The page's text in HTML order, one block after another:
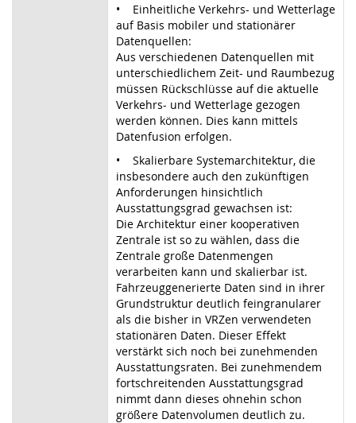
• Einheitliche Verkehrs- und Wetterlage
auf Basis mobiler und stationärer
Datenquellen:
Aus verschiedenen Datenquellen mit
unterschiedlichem Zeit- und Raumbezug
müssen Rückschlüsse auf die aktuelle
Verkehrs- und Wetterlage gezogen
werden können. Dies kann mittels
Datenfusion erfolgen.
• Skalierbare Systemarchitektur, die
insbesondere auch den zukünftigen
Anforderungen hinsichtlich
Ausstattungsgrad gewachsen ist:
Die Architektur einer kooperativen
Zentrale ist so zu wählen, dass die
Zentrale große Datenmengen
verarbeiten kann und skalierbar ist.
Fahrzeuggenerierte Daten sind in ihrer
Grundstruktur deutlich feingranularer
als die bisher in VRZen verwendeten
stationären Daten. Dieser Effekt
verstärkt sich noch bei zunehmenden
Ausstattungsraten. Bei zunehmendem
fortschreitenden Ausstattungsgrad
nimmt dann dieses ohnehin schon
größere Datenvolumen deutlich zu.